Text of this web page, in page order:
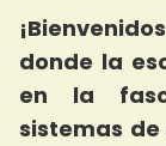
donde la
en la
sistemas